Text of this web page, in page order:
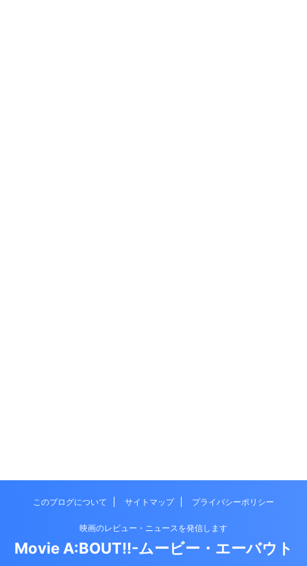
このブログについて サイトマップ プライバシーポリシー
映画のレビュー・ニュースを発信します
Movie A:BOUT!!-ムービー・エーバウト